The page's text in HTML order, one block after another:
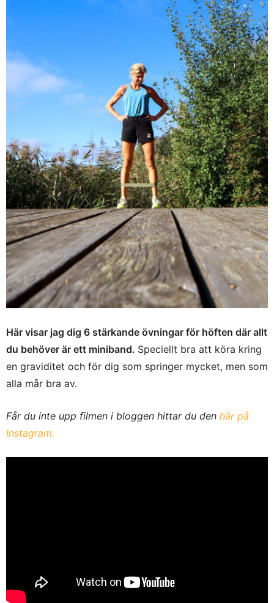
Här visar jag dig 6 stärkande övningar för höften där allt
du behöver är ett miniband. Speciellt bra att köra kring
en graviditet och för dig som springer mycket, men som
alla mår bra av.
Får du inte upp filmen i bloggen hittar du den här på
Instagram.